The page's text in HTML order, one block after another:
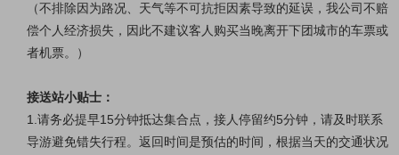
（不排除因为路况、天气等不可抗拒因素导致的延误，我公司不赔
偿个人经济损失，因此不建议客人购买当晚离开下团城市的车票或
者机票。）
接送站小贴士：
1.请务必提早15分钟抵达集合点，接人停留约5分钟，请及时联系
导游避免错失行程。返回时间是预估的时间，根据当天的交通状况